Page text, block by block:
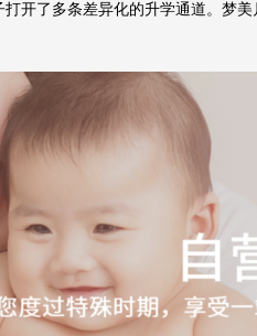
开了多条差异化的升学通道。梦